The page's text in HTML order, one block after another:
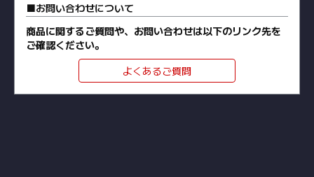
お問い合わせについて
商品に関するご質問や、お問い合わせは以下のリンク先を
ご確認ください。
よくあるご質問